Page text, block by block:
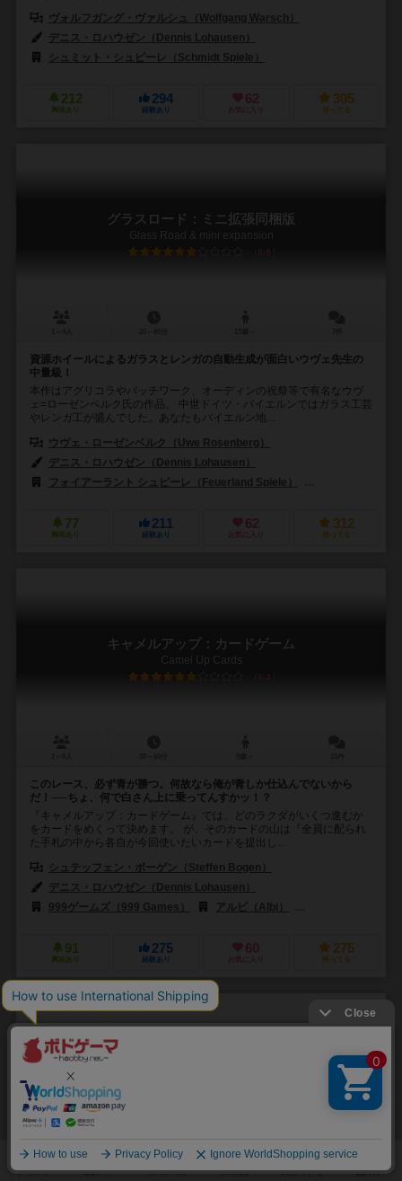
ヴォルフガング・ヴァルシュ（Wolfgang Warsch）
デニス・ロハウゼン（Dennis Lohausen）
シュミット・シュピーレ（Schmidt Spiele）
212
興味あり
294
経験あり
62
お気に入り
305
持ってる
グラスロード：ミニ拡張同梱版
Glass Road & mini expansion
6.8
資源ホイールによるガラスとレンガの自動生成が面白いウヴェ先生の
中量級！
本作はアグリコラやパッチワーク、オーディンの祝祭等で有名なウヴ
ェ=ローゼンベルク氏の作品。 中世ドイツ・バイエルンではガラス工芸
やレンガ工が盛んでした。あなたもバイエルン地...
ウヴェ・ローゼンベルク（Uwe Rosenberg）
デニス・ロハウゼン（Dennis Lohausen）
フォイアーラント シュピーレ（Feuerland Spiele）
77
興味あり
211
経験あり
62
お気に入り
312
持ってる
キャメルアップ：カードゲーム
Camel Up Cards
6.4
このレース、必ず青が勝つ。何故なら俺が青しか仕込んでないから
だ！──ちょ、何で白さん上に乗ってんすかッ！？
『キャメルアップ：カードゲーム』では、どのラクダがいくつ進むか
をカードをめくって決めます。 が、そのカードの山は『全員に配られ
た手札の中から各自が今回使いたいカードを提出し...
シュテッフェン・ボーゲン（Steffen Bogen）
デニス・ロハウゼン（Dennis Lohausen）
999ゲームズ（999 Games）
アルビ（Albi）
91
興味あり
275
経験あり
60
お気に入り
275
持ってる